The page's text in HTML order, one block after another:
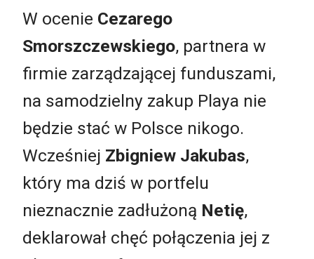
W ocenie Cezarego
Smorszczewskiego, partnera w
firmie zarządzającej funduszami,
na samodzielny zakup Playa nie
będzie stać w Polsce nikogo.
Wcześniej Zbigniew Jakubas,
który ma dziś w portfelu
nieznacznie zadłużoną Netię,
deklarował chęć połączenia jej z